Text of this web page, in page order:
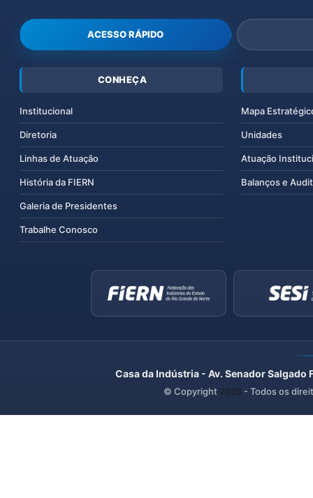
ACESSO RÁPIDO
CONHEÇA
Institucional
Diretoria
Linhas de Atuação
História da FIERN
Galeria de Presidentes
Trabalhe Conosco
Mapa
Unidades
Atuação
Balanços e
Casa da Indústria - Av. Senador
© Copyright 2026 - Todos os